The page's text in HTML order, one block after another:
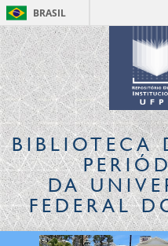
BRASIL
BIBLIOTECA
DA
FEDERAL